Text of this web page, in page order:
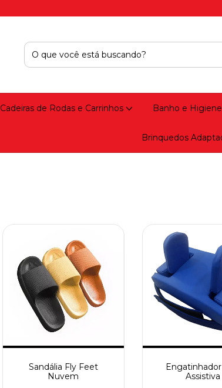
Cadeiras de Rodas e Carrinhos Banho e Higiene
Brinquedos
Sandália Fly Feet
Nuvem
Assistiva